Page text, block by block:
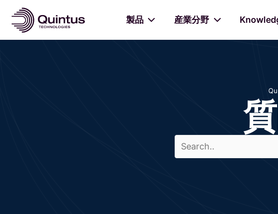
製品 産業分野